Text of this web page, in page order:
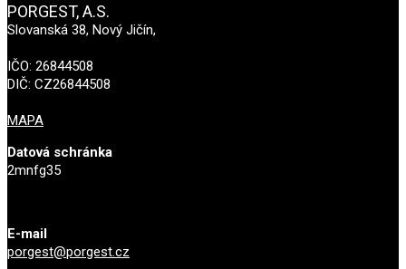
PORGEST, A.S.
Slovanská 38, Nový Jičín,
IČO: 26844508
DIČ: CZ26844508
MAPA
Datová schránka
2mnfg35
E-mail
porgest@porgest.cz